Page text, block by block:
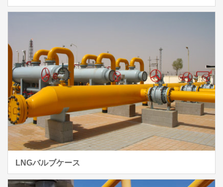
LNGバルブケース